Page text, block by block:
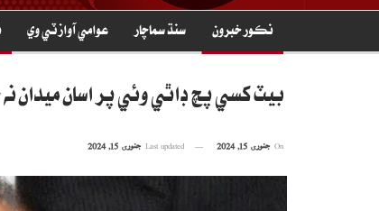
نڪور خبرون سنڌ سماچار عوامي آواز ٽي وي
بيٽ کسي پچ ڊاٿي وئي پر اسان ميدان